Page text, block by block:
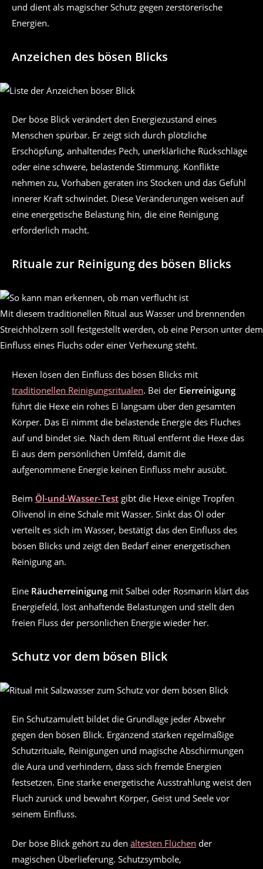
und dient als magischer Schutz gegen zerstörerische
Energien.
Anzeichen des bösen Blicks
Der böse Blick verändert den Energiezustand eines
Menschen spürbar. Er zeigt sich durch plötzliche
Erschöpfung, anhaltendes Pech, unerklärliche Rückschläge
oder eine schwere, belastende Stimmung. Konflikte
nehmen zu, Vorhaben geraten ins Stocken und das Gefühl
innerer Kraft schwindet. Diese Veränderungen weisen auf
eine energetische Belastung hin, die eine Reinigung
erforderlich macht.
Rituale zur Reinigung des bösen Blicks
Mit diesem traditionellen Ritual aus Wasser und brennenden
Streichhölzern soll festgestellt werden, ob eine Person unter dem
Einfluss eines Fluchs oder einer Verhexung steht.
Hexen lösen den Einfluss des bösen Blicks mit
traditionellen Reinigungsritualen. Bei der Eierreinigung
führt die Hexe ein rohes Ei langsam über den gesamten
Körper. Das Ei nimmt die belastende Energie des Fluches
auf und bindet sie. Nach dem Ritual entfernt die Hexe das
Ei aus dem persönlichen Umfeld, damit die
aufgenommene Energie keinen Einfluss mehr ausübt.
Beim Öl-und-Wasser-Test gibt die Hexe einige Tropfen
Olivenöl in eine Schale mit Wasser. Sinkt das Öl oder
verteilt es sich im Wasser, bestätigt das den Einfluss des
bösen Blicks und zeigt den Bedarf einer energetischen
Reinigung an.
Eine Räucherreinigung mit Salbei oder Rosmarin klärt das
Energiefeld, löst anhaftende Belastungen und stellt den
freien Fluss der persönlichen Energie wieder her.
Schutz vor dem bösen Blick
Ein Schutzamulett bildet die Grundlage jeder Abwehr
gegen den bösen Blick. Ergänzend stärken regelmäßige
Schutzrituale, Reinigungen und magische Abschirmungen
die Aura und verhindern, dass sich fremde Energien
festsetzen. Eine starke energetische Ausstrahlung weist den
Fluch zurück und bewahrt Körper, Geist und Seele vor
seinem Einfluss.
Der böse Blick gehört zu den ältesten Flüchen der
magischen Überlieferung. Schutzsymbole,